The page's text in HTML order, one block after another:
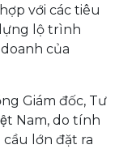
với các tiêu
lộ trình
của
Giám đốc, Tư
Nam, do tính
cầu lớn đặt ra